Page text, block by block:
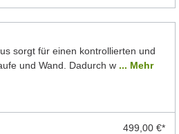
sorgt für einen kontrollierten und
und Wand. Dadurch w ... Mehr
499,00 €*